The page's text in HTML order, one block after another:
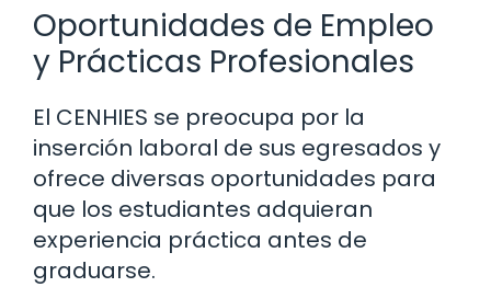
Oportunidades de Empleo
y Prácticas Profesionales
El CENHIES se preocupa por la
inserción laboral de sus egresados y
ofrece diversas oportunidades para
que los estudiantes adquieran
experiencia práctica antes de
graduarse.